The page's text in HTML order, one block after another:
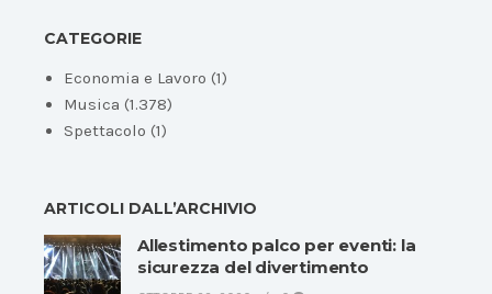
CATEGORIE
Economia e Lavoro (1)
Musica (1.378)
Spettacolo (1)
ARTICOLI DALL’ARCHIVIO
Allestimento palco per eventi: la
sicurezza del divertimento